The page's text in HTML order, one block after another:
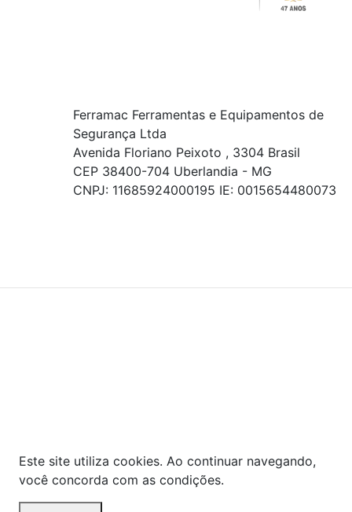
Ferramac Ferramentas e Equipamentos de
Segurança Ltda
Avenida Floriano Peixoto , 3304 Brasil
CEP 38400-704 Uberlandia - MG
CNPJ: 11685924000195 IE: 0015654480073
Este site utiliza cookies. Ao continuar navegando,
você concorda com as condições.